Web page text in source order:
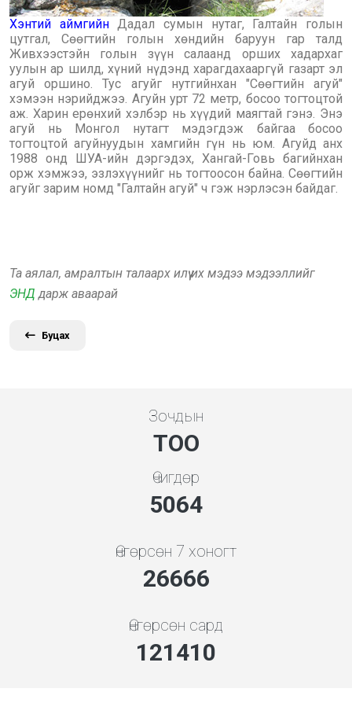
Хэнтий аймгийнДадал сумын нутаг, Галтайн голын
цутгал, Сөөгтийн голын хөндийн баруун гар талд
Живхээстэйн голын зүүн салаанд орших хадархаг
уулын ар шилд, хүний нүдэнд харагдахааргүй газарт эл
агуй оршино. Тус агуйг нутгийнхан "Сөөгтийн агуй"
хэмээн нэрийджээ. Агуйн урт 72 метр, босоо тогтоцтой
аж. Харин ерөнхий хэлбэр нь хүүдий маягтай гэнэ. Энэ
агуй нь Монгол нутагт мэдэгдэж байгаа босоо
тогтоцтой агуйнуудын хамгийн гүн нь юм. Агуйд анх
1988 онд ШУА-ийн дэргэдэх, Хангай-Говь багийнхан
орж хэмжээ, эзлэхүүнийг нь тогтоосон байна. Сөөгтийн
агуйг зарим номд "Галтайн агуй" ч гэж нэрлэсэн байдаг.
Та аялал, амралтын талаарх илүү их мэдээ мэдээллийг
ЭНД дарж аваарай
Буцах
Зочдын
ТОО
Өчигдөр
5453
Өнгөрсөн 7 хоногт
28718
Өнгөрсөн сард
130750